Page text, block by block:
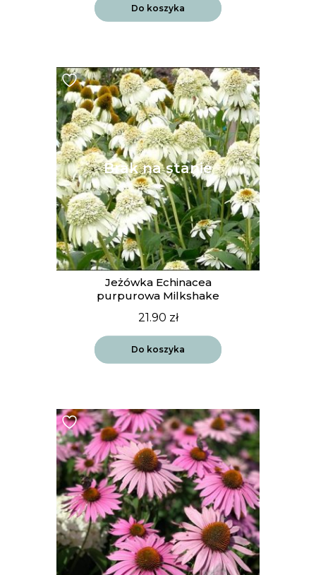
Do koszyka
Jeżówka Echinacea
purpurowa Milkshake
21.90 zł
Do koszyka